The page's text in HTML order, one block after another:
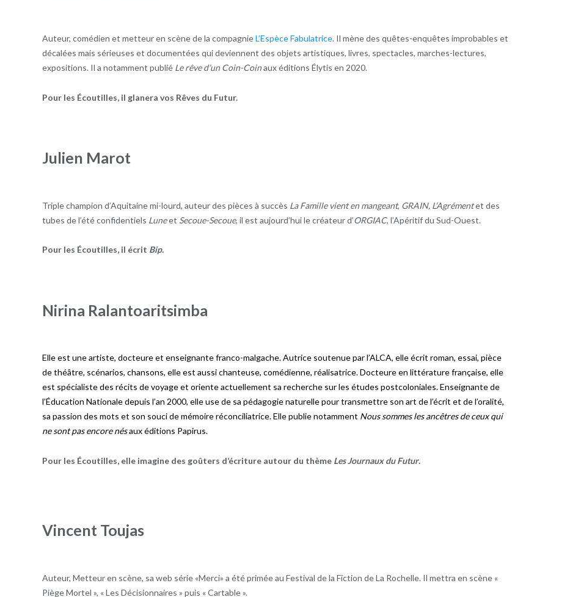
Auteur, comédien et metteur en scène de la compagnieL’Espèce Fabulatrice. Il mène des quêtes-enquêtes improbables et
décalées mais sérieuses et documentées qui deviennent des objets artistiques, livres, spectacles, marches-lectures,
expositions. Il a notamment publié Le rêve d’un Coin-Coinaux éditions Élytis en 2020.
Pour les Écoutilles, il glanera vos Rêves du Futur.
Julien Marot
Triple champion d’Aquitaine mi-lourd, auteur des pièces à succès La Famille vient en mangeant, GRAIN, L’Agrémentet des
tubes de l’été confidentiels Luneet Secoue-Secoue, il est aujourd’hui le créateur d’ORGIAC, l’Apéritif du Sud-Ouest.
Pour les Écoutilles, il écrit Bip.
Nirina Ralantoaritsimba
Elle est une artiste, docteure et enseignante franco-malgache. Autrice soutenue par l’ALCA, elle écrit roman, essai, pièce
de théâtre, scénarios, chansons, elle est aussi chanteuse, comédienne, réalisatrice. Docteure en littérature française, elle
est spécialiste des récits de voyage et oriente actuellement sa recherche sur les études postcoloniales. Enseignante de
l’Éducation Nationale depuis l’an 2000, elle use de sa pédagogie naturelle pour transmettre son art de l’écrit et de l’oralité,
sa passion des mots et son souci de mémoire réconciliatrice. Elle publie notamment Nous sommes les ancêtres de ceux qui
ne sont pas encore nésaux éditions Papirus.
Pour les Écoutilles, elle imagine des goûters d’écriture autour du thème Les Journaux du Futur.
Vincent Toujas
Auteur, Metteur en scène, sa web série «Merci» a été primée au Festival de la Fiction de La Rochelle. Il mettra en scène «
Piège Mortel », « Les Décisionnaires » puis « Cartable ».